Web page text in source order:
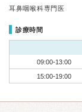
耳鼻咽喉科専門医
診療時間
09:00-13:00
15:00-19:00